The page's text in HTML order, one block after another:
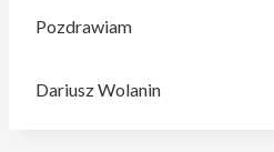
Pozdrawiam
Dariusz Wolanin